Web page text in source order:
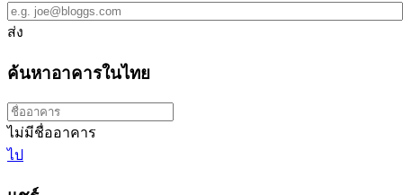
ส่ง
ค้นหาอาคารในไทย
ไม่มีชื่ออาคาร
ไป